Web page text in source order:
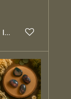
In winkelwagen